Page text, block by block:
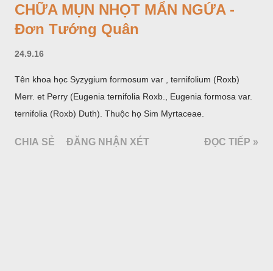
CHỮA MỤN NHỌT MẨN NGỨA -
Đơn Tướng Quân
24.9.16
Tên khoa học Syzygium formosum var , ternifolium (Roxb)
Merr. et Perry (Eugenia ternifolia Roxb., Eugenia formosa var.
ternifolia (Roxb) Duth). Thuộc họ Sim Myrtaceae.
CHIA SẺ ĐĂNG NHẬN XÉT ĐỌC TIẾP »